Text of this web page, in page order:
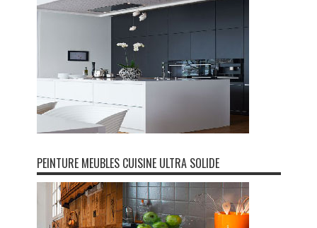
PEINTURE MEUBLES CUISINE ULTRA SOLIDE